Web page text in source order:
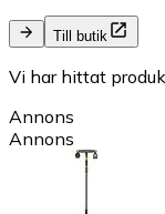
Till butik
Vi har hittat
Annons
Annons